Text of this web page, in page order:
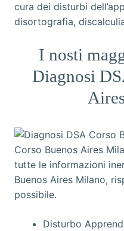
cura dei disturbi
disortografia,
I nosti
Diagnosi
Disturbo